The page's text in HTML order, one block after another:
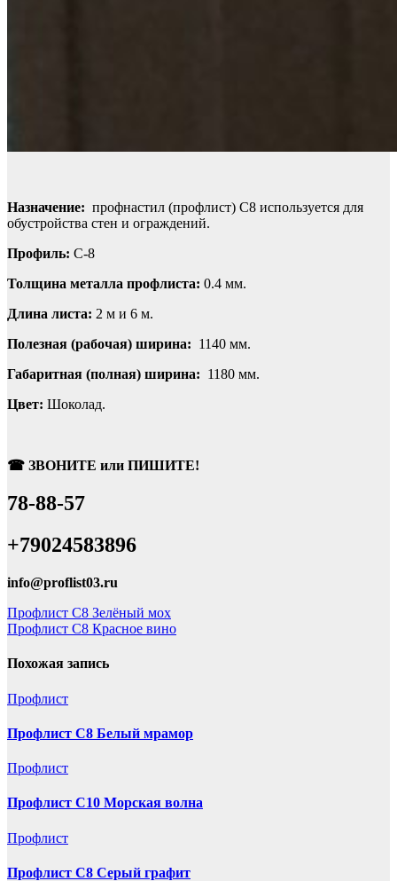
Назначение: профнастил (профлист) С8 используется для
обустройства стен и ограждений.
Профиль: С-8
Толщина металла профлиста: 0.4 мм.
Длина листа: 2 м и 6 м.
Полезная (рабочая) ширина: 1140 мм.
Габаритная (полная) ширина: 1180 мм.
Цвет: Шоколад.
☎ ЗВОНИТЕ или ПИШИТЕ!
78-88-57
+79024583896
info@proflist03.ru
Навигация
по
записям
Профлист С8 Зелёный мох
Профлист С8 Красное вино
Похожая запись
Профлист
Профлист С8 Белый мрамор
Профлист
Профлист С10 Морская волна
Профлист
Профлист С8 Серый графит